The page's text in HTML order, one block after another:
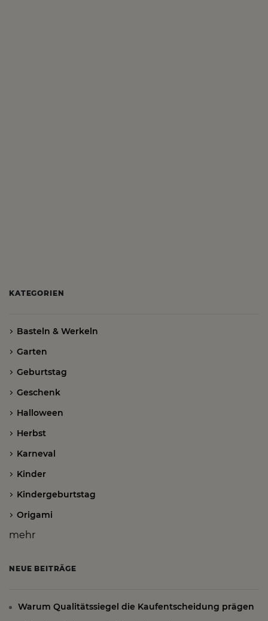
KATEGORIEN
Basteln & Werkeln
Garten
Geburtstag
Geschenk
Halloween
Herbst
Karneval
Kinder
Kindergeburtstag
Origami
mehr
NEUE BEITRÄGE
Warum Qualitätssiegel die Kaufentscheidung prägen